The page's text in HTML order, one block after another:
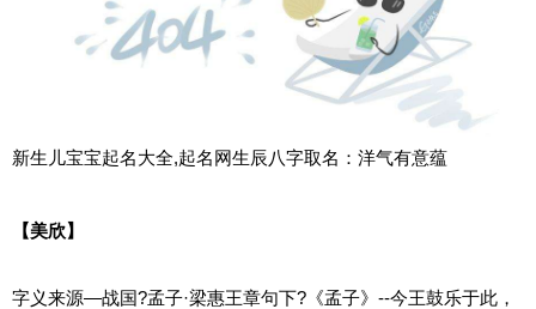
新生儿宝宝起名大全,起名网生辰八字取名：洋气有意蕴
【美欣】
字义来源—战国?孟子·梁惠王章句下?《孟子》--今王鼓乐于此，